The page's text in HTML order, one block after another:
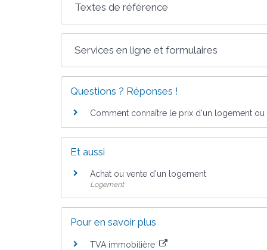
Textes de référence
Services en ligne et formulaires
Questions ? Réponses !
Comment connaître le prix d'un logement ou
Et aussi
Achat ou vente d'un logement
Logement
Pour en savoir plus
TVA immobilière